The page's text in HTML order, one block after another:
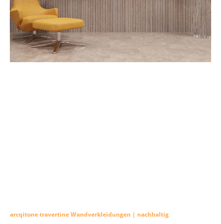
arcqitone travertine Wandverkleidungen | nachhaltig